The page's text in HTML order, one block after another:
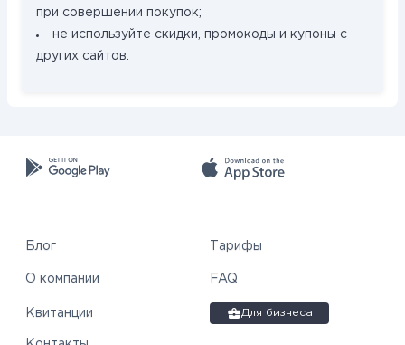
при совершении покупок;
не используйте скидки, промокоды и купоны с
других сайтов.
Блог Тарифы
О компании
Квитанции
FAQ
Для бизнеса